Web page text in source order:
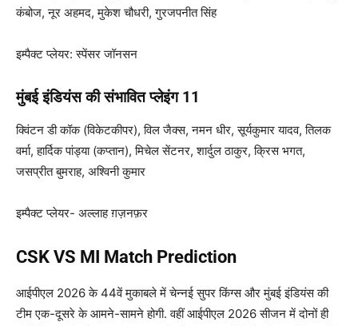
कंबोज, नूर अहमद, मुकेश चौधरी, गुरजपनीत सिंह
इम्पैक्ट प्लेयर: स्पेंसर जॉनसन
मुंबई इंडियंस की संभावित प्लेइंग 11
क्विंटन डी कॉक (विकेटकीपर), विल जैक्स, नमन धीर, सूर्यकुमार यादव, तिलक
वर्मा, हार्दिक पांड्या (कप्तान), मिचेल सेंटनर, शार्दुल ठाकुर, क्रिस भगत,
जसप्रीत बुमराह, अश्विनी कुमार
इम्पैक्ट प्लेयर- अल्लाह ग़ज़नफ़र
CSK VS MI Match Prediction
आईपीएल 2026 के 44वें मुकाबले में चेन्नई सुपर किंग्स और मुंबई इंडियंस की
टीम एक-दूसरे के आमने-सामने होगी. वहीं आईपीएल 2026 सीजन में दोनों ही